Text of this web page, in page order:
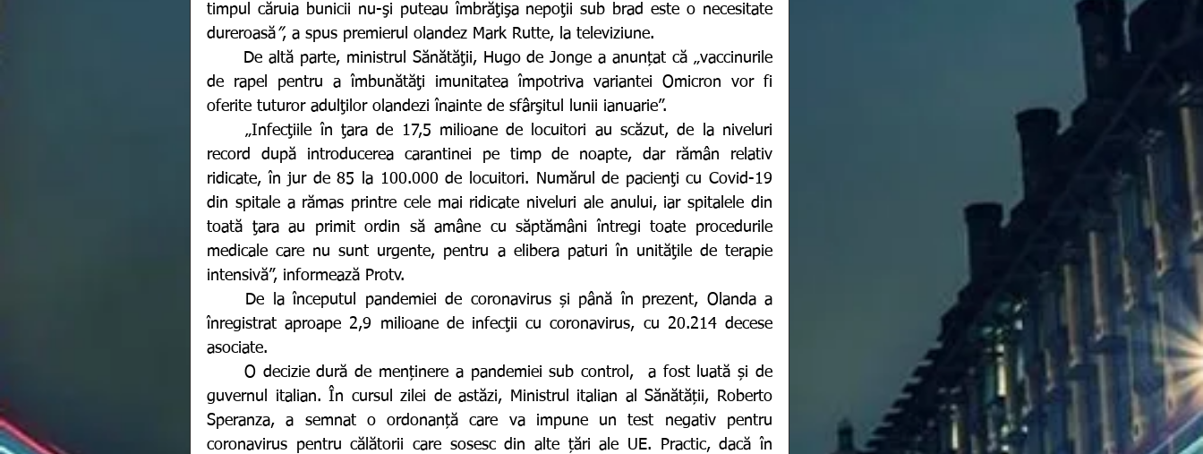
timpul căruia bunicii nu-şi puteau îmbrăţişa nepoţii sub brad este o necesitate
dureroasă”, a spus premierul olandez Mark Rutte, la televiziune.
de rapel pentru a îmbunătăţi imunitatea împotriva variantei Omicron vor fi
oferite tuturor adulţilor olandezi înainte de sfârşitul lunii ianuarie”.
record după introducerea carantinei pe timp de noapte, dar rămân relativ
ridicate, în jur de 85 la 100.000 de locuitori. Numărul de pacienţi cu Covid-19
din spitale a rămas printre cele mai ridicate niveluri ale anului, iar spitalele din
toată ţara au primit ordin să amâne cu săptămâni întregi toate procedurile
medicale care nu sunt urgente, pentru a elibera paturi în unităţile de terapie
intensivă”, informează Protv.
înregistrat aproape 2,9 milioane de infecţii cu coronavirus, cu 20.214 decese
asociate.
guvernul italian. În cursul zilei de astăzi, Ministrul italian al Sănătății, Roberto
Speranza, a semnat o ordonanță care va impune un test negativ pentru
coronavirus pentru călătorii care sosesc din alte țări ale UE.
Practic, dacă în